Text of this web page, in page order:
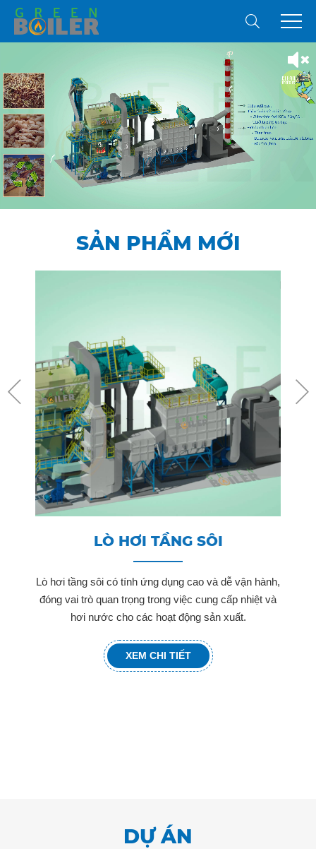
SẢN PHẨM MỚI
LÒ HƠI TẦNG SÔI
Lò hơi tầng sôi có tính ứng dụng cao và dễ vận hành,
đóng vai trò quan trọng trong việc cung cấp nhiệt và
hơi nước cho các hoạt động sản xuất.
XEM CHI TIẾT
DỰ ÁN